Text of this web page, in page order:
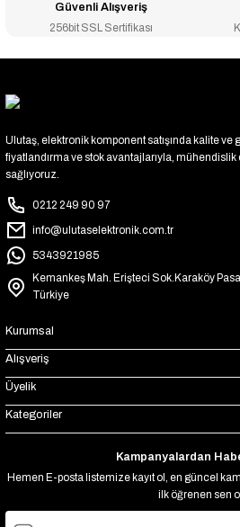
Güvenli Alışveriş
256bit SSL Sertifikası
Ulutaş, elektronik komponent satışında kalite ve
fiyatlandırma ve stok avantajlarıyla,
sağlıyoruz.
0212 249 90 97
info@ulutaselektronik.com.tr
5343921985
Kemankeş Mah. Erişteci Sok.Karaköy
Türkiye
Kurumsal
Alışveriş
Üyelik
Kategoriler
Kampanyalardan
Hemen E-posta listemize kayıt ol, en güncel
ilk öğrenen sen ol.